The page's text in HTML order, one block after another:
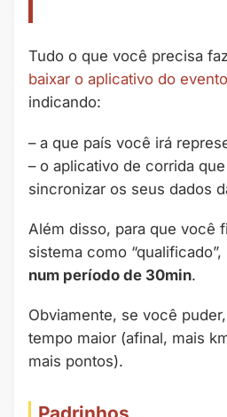
Tudo o que você precisa
baixar o aplicativo do evento
indicando:
– a que país você irá
– o aplicativo de corrida
sincronizar os seus dados
Além disso, para que você
sistema como
num período de 30min.
Obviamente, se você
tempo maior (afinal, mais
mais pontos).